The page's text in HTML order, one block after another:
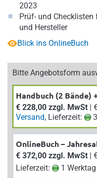
2023
Prüf- und
und Hersteller
Blick ins OnlineBuch
Bitte Angebotsform
Handbuch (2 Bände)
€ 228,00 zzgl. MwSt
|
Versand, Lieferzeit:
OnlineBuch –
€ 372,00 zzgl. MwSt
|
Lieferzeit:
1 Werktag